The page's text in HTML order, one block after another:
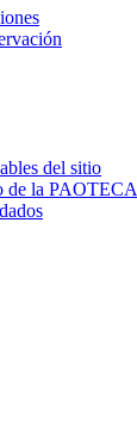
del sitio
de la PAOTECA